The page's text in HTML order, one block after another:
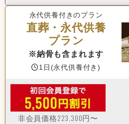
永代供養付きのプラン
直葬・永代供養
プラン
※納骨も含まれます
1日(永代供養付き)
非会員価格223,300円〜